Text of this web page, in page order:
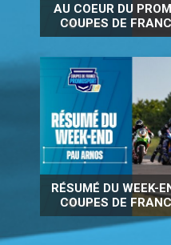
AU COEUR DU
COUPES DE
RÉSUMÉ DU WEEK-
COUPES DE